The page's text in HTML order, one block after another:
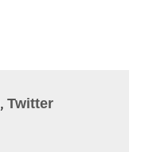
, Twitter